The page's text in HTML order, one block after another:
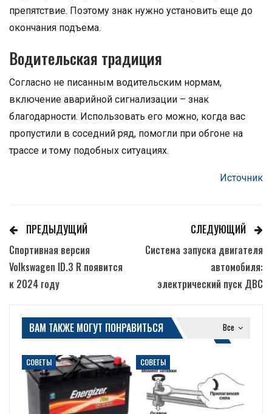
препятствие. Поэтому знак нужно установить еще до
окончания подъема.
Водительская традиция
Согласно не писанным водительским нормам,
включение аварийной сигнализации – знак
благодарности. Использовать его можно, когда вас
пропустили в соседний ряд, помогли при обгоне на
трассе и тому подобных ситуациях.
Источник
ПРЕДЫДУЩИЙ
Спортивная версия
Volkswagen ID.3 R появится
к 2024 году
СЛЕДУЮЩИЙ
Система запуска двигателя
автомобиля:
электрический пуск ДВС
Все
ВАМ ТАКЖЕ МОГУТ ПОНРАВИТЬСЯ
СОВЕТЫ СОВЕТЫ